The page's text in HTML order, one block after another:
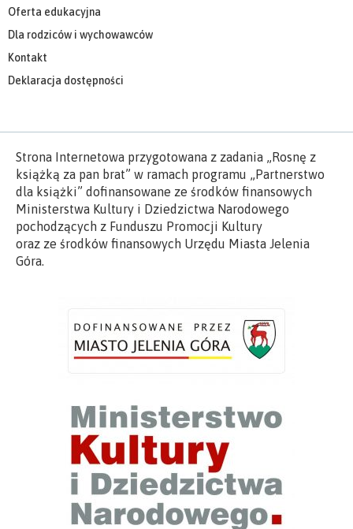
Oferta edukacyjna
Dla rodziców i wychowawców
Kontakt
Deklaracja dostępności
Strona Internetowa przygotowana z zadania „Rosnę z
książką za pan brat” w ramach programu „Partnerstwo
dla książki” dofinansowane ze środków finansowych
Ministerstwa Kultury i Dziedzictwa Narodowego
pochodzących z Funduszu Promocji Kultury
oraz ze środków finansowych Urzędu Miasta Jelenia
Góra.